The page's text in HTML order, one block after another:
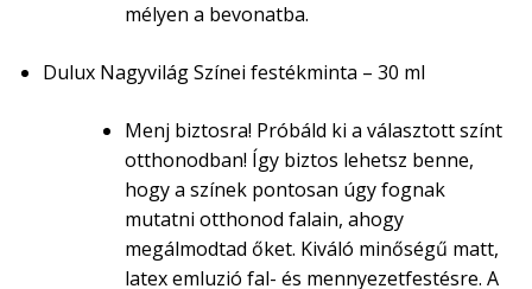
mélyen a bevonatba.
Dulux Nagyvilág Színei festékminta – 30 ml
Menj biztosra! Próbáld ki a választott színt
otthonodban! Így biztos lehetsz benne,
hogy a színek pontosan úgy fognak
mutatni otthonod falain, ahogy
megálmodtad őket. Kiváló minőségű matt,
latex emluzió fal- és mennyezetfestésre. A